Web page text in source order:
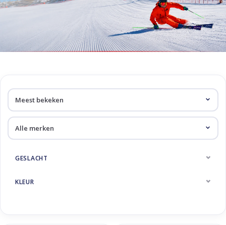
Koopgidsen
Diversen
GESLACHT
KLEUR